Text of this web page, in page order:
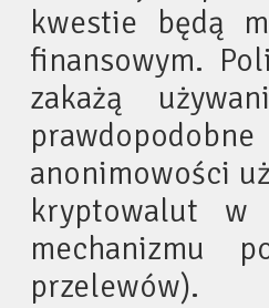
kwestie będą
finansowym.
zakażą
anonimowości
kryptowalut w
mechanizmu
przelewów).